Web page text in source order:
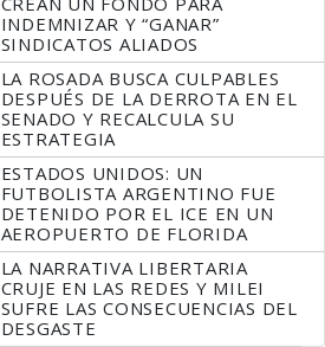
INDEMNIZAR Y “GANAR”
SINDICATOS ALIADOS
LA ROSADA BUSCA CULPABLES
DESPUÉS DE LA DERROTA EN EL
SENADO Y RECALCULA SU
ESTRATEGIA
ESTADOS UNIDOS: UN
FUTBOLISTA ARGENTINO FUE
DETENIDO POR EL ICE EN UN
AEROPUERTO DE FLORIDA
LA NARRATIVA LIBERTARIA
CRUJE EN LAS REDES Y MILEI
SUFRE LAS CONSECUENCIAS DEL
DESGASTE